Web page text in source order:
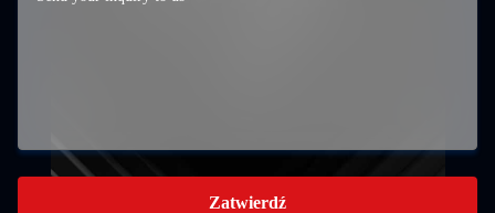
Zatwierdź